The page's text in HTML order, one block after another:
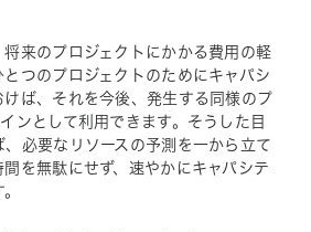
将来のプロジェクトにかかる費用の軽
つのプロジェクトのためにキャパシ
けば、それを今後、発生する同様のプ
ンとして利用できます。そうした目
必要なリソースの予測を一から立て
を無駄にせず、速やかにキャパシテ